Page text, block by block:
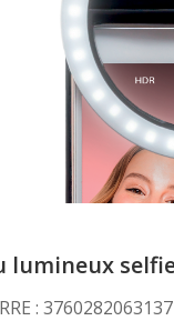
lumineux
: